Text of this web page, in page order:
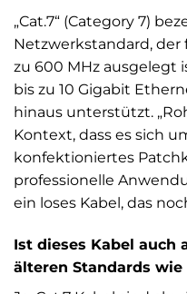
„Cat.7“ (Category 7)
Netzwerkstandard,
zu 600 MHz ausgelegt
bis zu 10 Gigabit
hinaus unterstützt.
Kontext, dass es sich
konfektioniertes
professionelle
ein loses Kabel, das
Ist dieses Kabel
älteren Standards wie